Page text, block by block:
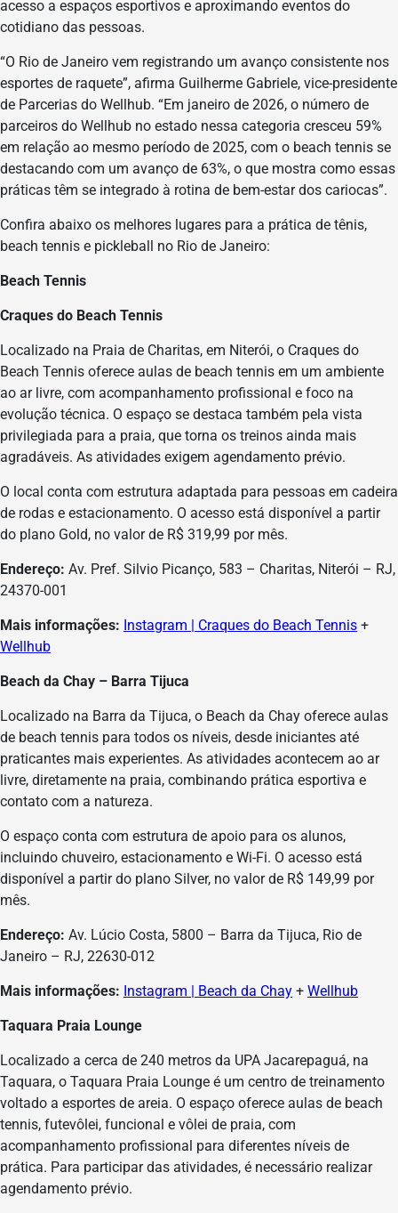
acesso a espaços esportivos e aproximando eventos do
cotidiano das pessoas.
“O Rio de Janeiro vem registrando um avanço consistente nos
esportes de raquete”, afirma Guilherme Gabriele, vice-presidente
de Parcerias do Wellhub. “Em janeiro de 2026, o número de
parceiros do Wellhub no estado nessa categoria cresceu 59%
em relação ao mesmo período de 2025, com o beach tennis se
destacando com um avanço de 63%, o que mostra como essas
práticas têm se integrado à rotina de bem-estar dos cariocas”.
Confira abaixo os melhores lugares para a prática de tênis,
beach tennis e pickleball no Rio de Janeiro:
Beach Tennis
Craques do Beach Tennis
Localizado na Praia de Charitas, em Niterói, o Craques do
Beach Tennis oferece aulas de beach tennis em um ambiente
ao ar livre, com acompanhamento profissional e foco na
evolução técnica. O espaço se destaca também pela vista
privilegiada para a praia, que torna os treinos ainda mais
agradáveis. As atividades exigem agendamento prévio.
O local conta com estrutura adaptada para pessoas em cadeira
de rodas e estacionamento. O acesso está disponível a partir
do plano Gold, no valor de R$ 319,99 por mês.
Endereço: Av. Pref. Silvio Picanço, 583 – Charitas, Niterói – RJ,
24370-001
Mais informações: Instagram | Craques do Beach Tennis +
Wellhub
Beach da Chay – Barra Tijuca
Localizado na Barra da Tijuca, o Beach da Chay oferece aulas
de beach tennis para todos os níveis, desde iniciantes até
praticantes mais experientes. As atividades acontecem ao ar
livre, diretamente na praia, combinando prática esportiva e
contato com a natureza.
O espaço conta com estrutura de apoio para os alunos,
incluindo chuveiro, estacionamento e Wi-Fi. O acesso está
disponível a partir do plano Silver, no valor de R$ 149,99 por
mês.
Endereço: Av. Lúcio Costa, 5800 – Barra da Tijuca, Rio de
Janeiro – RJ, 22630-012
Mais informações: Instagram | Beach da Chay + Wellhub
Taquara Praia Lounge
Localizado a cerca de 240 metros da UPA Jacarepaguá, na
Taquara, o Taquara Praia Lounge é um centro de treinamento
voltado a esportes de areia. O espaço oferece aulas de beach
tennis, futevôlei, funcional e vôlei de praia, com
acompanhamento profissional para diferentes níveis de
prática. Para participar das atividades, é necessário realizar
agendamento prévio.